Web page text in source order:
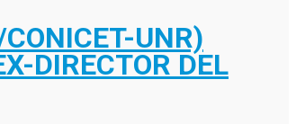
UNR)
DIRECTOR DEL